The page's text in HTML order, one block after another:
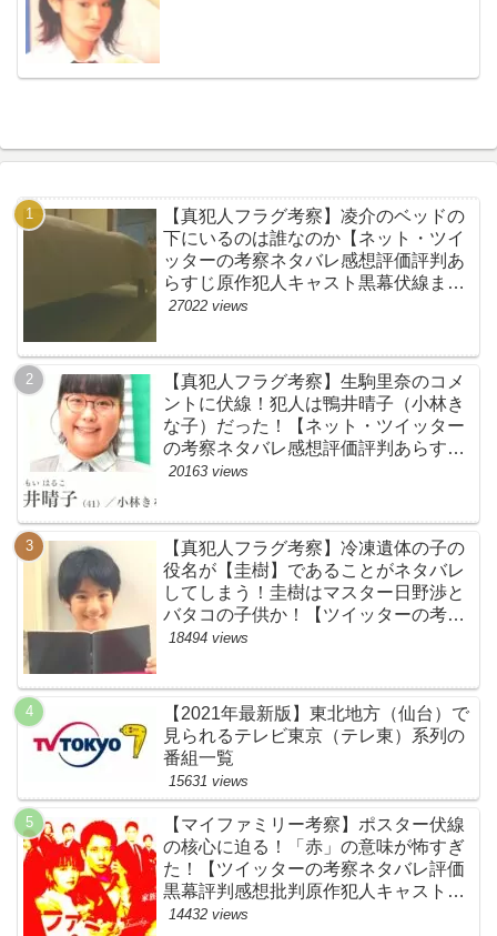
【真犯人フラグ考察】凌介のベッドの
下にいるのは誰なのか【ネット・ツイ
ッターの考察ネタバレ感想評価評判あ
らすじ原作犯人キャスト黒幕伏線まと
め】
27022 views
【真犯人フラグ考察】生駒里奈のコメ
ントに伏線！犯人は鴨井晴子（小林き
な子）だった！【ネット・ツイッター
の考察ネタバレ感想評価評判あらすじ
原作犯人キャスト黒幕伏線まとめ・鴨
20163 views
【真犯人フラグ考察】冷凍遺体の子の
役名が【圭樹】であることがネタバレ
してしまう！圭樹はマスター日野渉と
バタコの子供か！【ツイッターの考察
ネタバレ感想評価評判あらすじ原作犯
18494 views
【2021年最新版】東北地方（仙台）で
見られるテレビ東京（テレ東）系列の
番組一覧
15631 views
【マイファミリー考察】ポスター伏線
の核心に迫る！「赤」の意味が怖すぎ
た！【ツイッターの考察ネタバレ評価
黒幕評判感想批判原作犯人キャスト脚
本あらすじ伏線まとめ】
14432 views